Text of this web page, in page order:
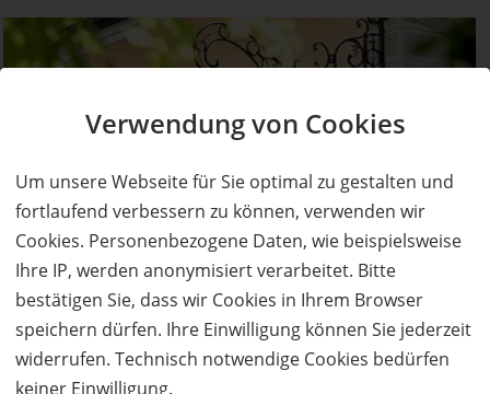
Verwendung von Cookies
Um unsere Webseite für Sie optimal zu gestalten und
fortlaufend verbessern zu können, verwenden wir
Cookies. Personenbezogene Daten, wie beispielsweise
Ihre IP, werden anonymisiert verarbeitet. Bitte
bestätigen Sie, dass wir Cookies in Ihrem Browser
speichern dürfen. Ihre Einwilligung können Sie jederzeit
widerrufen. Technisch notwendige Cookies bedürfen
keiner Einwilligung.
Herburger's Mohren
Einfach wohlfühlen und genießen
AUSVERKAUFT
Gutschein 50% Rabatt
Ort:Rankweil